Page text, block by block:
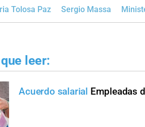
Tolosa Paz Sergio Massa
leer:
Acuerdo salarial Empleadas